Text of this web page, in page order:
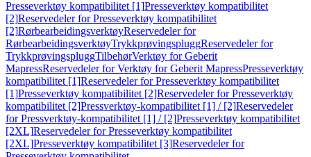
Presseverktøy kompatibilitet [1]Presseverktøy kompatibilitet
[2]Reservedeler for Presseverktøy kompatibilitet
[2]RørbearbeidingsverktøyReservedeler for
RørbearbeidingsverktøyTrykkprøvingspluggReservedeler for
TrykkprøvingspluggTilbehørVerktøy for Geberit
MapressReservedeler for Verktøy for Geberit MapressPresseverktøy
kompatibilitet [1]Reservedeler for Presseverktøy kompatibilitet
[1]Presseverktøy kompatibilitet [2]Reservedeler for Presseverktøy
kompatibilitet [2]Pressverktøy-kompatibilitet [1] / [2]Reservedeler
for Pressverktøy-kompatibilitet [1] / [2]Presseverktøy kompatibilitet
[2XL]Reservedeler for Presseverktøy kompatibilitet
[2XL]Presseverktøy kompatibilitet [3]Reservedeler for